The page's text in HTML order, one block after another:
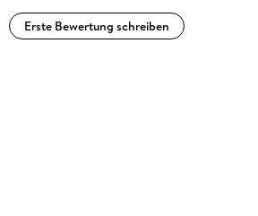
Erste Bewertung schreiben